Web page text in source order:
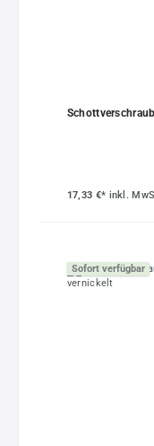
17,33 €* inkl.
Sofort verfügbar